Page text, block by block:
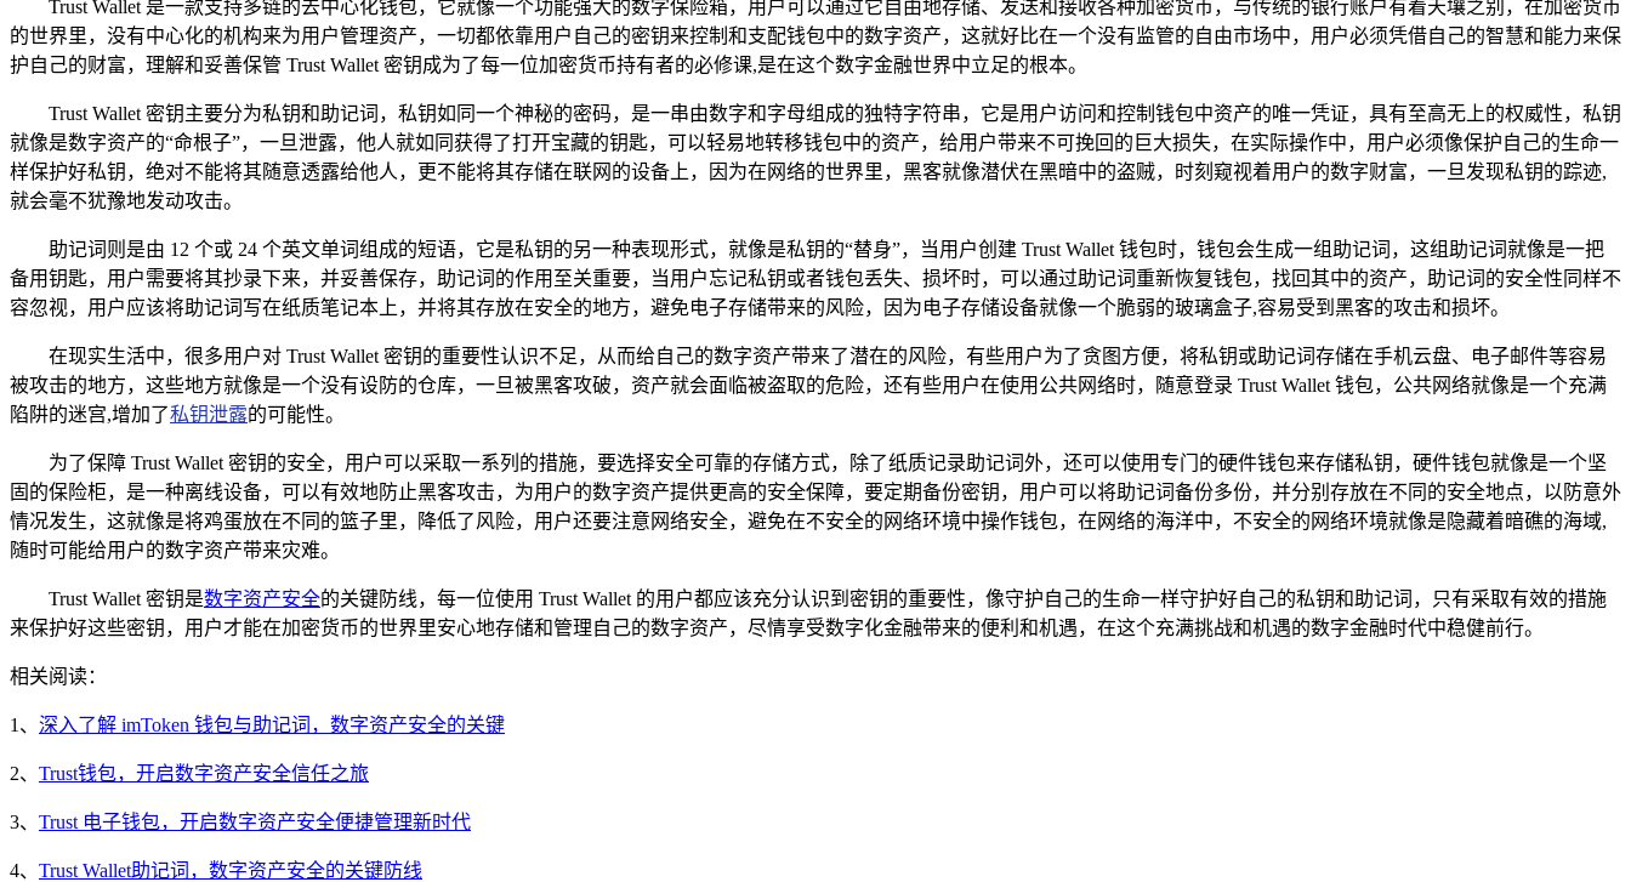
Trust Wallet 是一款支持多链的去中心化钱包，它就像一个功能强大的数字保险箱，用户可以通过它自由地存储、发送和接收各种加密货币，与传统的银行账户有着天壤之别，在加密货币
的世界里，没有中心化的机构来为用户管理资产，一切都依靠用户自己的密钥来控制和支配钱包中的数字资产，这就好比在一个没有监管的自由市场中，用户必须凭借自己的智慧和能力来保
护自己的财富，理解和妥善保管 Trust Wallet 密钥成为了每一位加密货币持有者的必修课,是在这个数字金融世界中立足的根本。
Trust Wallet 密钥主要分为私钥和助记词，私钥如同一个神秘的密码，是一串由数字和字母组成的独特字符串，它是用户访问和控制钱包中资产的唯一凭证，具有至高无上的权威性，私钥
就像是数字资产的“命根子”，一旦泄露，他人就如同获得了打开宝藏的钥匙，可以轻易地转移钱包中的资产，给用户带来不可挽回的巨大损失，在实际操作中，用户必须像保护自己的生命一
样保护好私钥，绝对不能将其随意透露给他人，更不能将其存储在联网的设备上，因为在网络的世界里，黑客就像潜伏在黑暗中的盗贼，时刻窥视着用户的数字财富，一旦发现私钥的踪迹,
就会毫不犹豫地发动攻击。
助记词则是由 12 个或 24 个英文单词组成的短语，它是私钥的另一种表现形式，就像是私钥的“替身”，当用户创建 Trust Wallet 钱包时，钱包会生成一组助记词，这组助记词就像是一把
备用钥匙，用户需要将其抄录下来，并妥善保存，助记词的作用至关重要，当用户忘记私钥或者钱包丢失、损坏时，可以通过助记词重新恢复钱包，找回其中的资产，助记词的安全性同样不
容忽视，用户应该将助记词写在纸质笔记本上，并将其存放在安全的地方，避免电子存储带来的风险，因为电子存储设备就像一个脆弱的玻璃盒子,容易受到黑客的攻击和损坏。
在现实生活中，很多用户对 Trust Wallet 密钥的重要性认识不足，从而给自己的数字资产带来了潜在的风险，有些用户为了贪图方便，将私钥或助记词存储在手机云盘、电子邮件等容易
被攻击的地方，这些地方就像是一个没有设防的仓库，一旦被黑客攻破，资产就会面临被盗取的危险，还有些用户在使用公共网络时，随意登录 Trust Wallet 钱包，公共网络就像是一个充满
陷阱的迷宫,增加了私钥泄露的可能性。
为了保障 Trust Wallet 密钥的安全，用户可以采取一系列的措施，要选择安全可靠的存储方式，除了纸质记录助记词外，还可以使用专门的硬件钱包来存储私钥，硬件钱包就像是一个坚
固的保险柜，是一种离线设备，可以有效地防止黑客攻击，为用户的数字资产提供更高的安全保障，要定期备份密钥，用户可以将助记词备份多份，并分别存放在不同的安全地点，以防意外
情况发生，这就像是将鸡蛋放在不同的篮子里，降低了风险，用户还要注意网络安全，避免在不安全的网络环境中操作钱包，在网络的海洋中，不安全的网络环境就像是隐藏着暗礁的海域,
随时可能给用户的数字资产带来灾难。
Trust Wallet 密钥是数字资产安全的关键防线，每一位使用 Trust Wallet 的用户都应该充分认识到密钥的重要性，像守护自己的生命一样守护好自己的私钥和助记词，只有采取有效的措施
来保护好这些密钥，用户才能在加密货币的世界里安心地存储和管理自己的数字资产，尽情享受数字化金融带来的便利和机遇，在这个充满挑战和机遇的数字金融时代中稳健前行。
相关阅读：
1、 深入了解 imToken 钱包与助记词，数字资产安全的关键
2、 Trust钱包，开启数字资产安全信任之旅
3、 Trust 电子钱包，开启数字资产安全便捷管理新时代
4、 Trust Wallet助记词，数字资产安全的关键防线